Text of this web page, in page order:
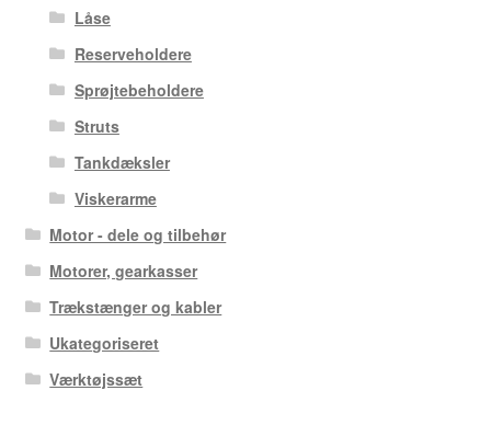
Låse
Reserveholdere
Sprøjtebeholdere
Struts
Tankdæksler
Viskerarme
Motor - dele og tilbehør
Motorer, gearkasser
Trækstænger og kabler
Ukategoriseret
Værktøjssæt